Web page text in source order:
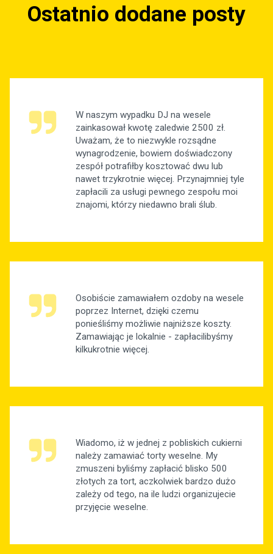
Ostatnio dodane posty
W naszym wypadku DJ na wesele
zainkasował kwotę zaledwie 2500 zł.
Uważam, że to niezwykle rozsądne
wynagrodzenie, bowiem doświadczony
zespół potrafiłby kosztować dwu lub
nawet trzykrotnie więcej. Przynajmniej tyle
zapłacili za usługi pewnego zespołu moi
znajomi, którzy niedawno brali ślub.
Osobiście zamawiałem ozdoby na wesele
poprzez Internet, dzięki czemu
ponieśliśmy możliwie najniższe koszty.
Zamawiając je lokalnie - zapłacilibyśmy
kilkukrotnie więcej.
Wiadomo, iż w jednej z pobliskich cukierni
należy zamawiać torty weselne. My
zmuszeni byliśmy zapłacić blisko 500
złotych za tort, aczkolwiek bardzo dużo
zależy od tego, na ile ludzi organizujecie
przyjęcie weselne.